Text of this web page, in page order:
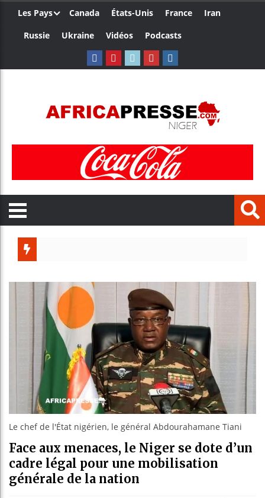
Les Pays Canada États-Unis France
Iran
Russie
Ukraine Vidéos Podcasts
Bénin :
Le chef de l'État nigérien, le général Abdourahamane Tiani
Face aux menaces, le Niger se dote d’un
cadre légal pour une mobilisation
générale de la nation